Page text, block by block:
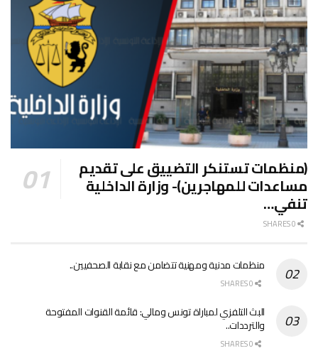
(منظمات تستنكر التضييق على تقديم
مساعدات للمهاجرين)- وزارة الداخلية
تنفي…
منظمات مدنية ومهنية تتضامن مع نقابة الصحفيين..
البث التلفزي لمباراة تونس ومالي: قائمة القنوات المفتوحة
والترددات..